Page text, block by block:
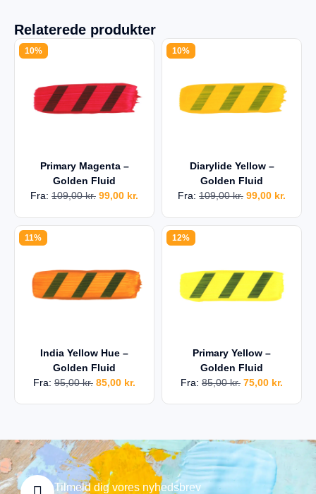
Relaterede produkter
10%
Primary Magenta –
Golden Fluid
Fra: 109,00kr. 99,00 kr.
10%
Diarylide Yellow –
Golden Fluid
Fra: 109,00kr. 99,00 kr.
11%
India Yellow Hue –
Golden Fluid
Fra: 95,00kr. 85,00 kr.
12%
Primary Yellow –
Golden Fluid
Fra: 85,00kr. 75,00 kr.
Tilmeld dig vores nyhedsbrev